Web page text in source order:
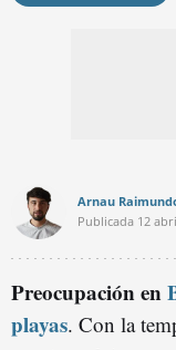
Arnau
Publicada 12
Preocupación en
playas. Con la